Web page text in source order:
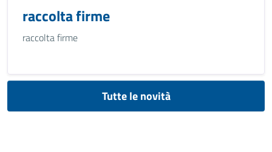
raccolta firme
raccolta firme
Tutte le novità